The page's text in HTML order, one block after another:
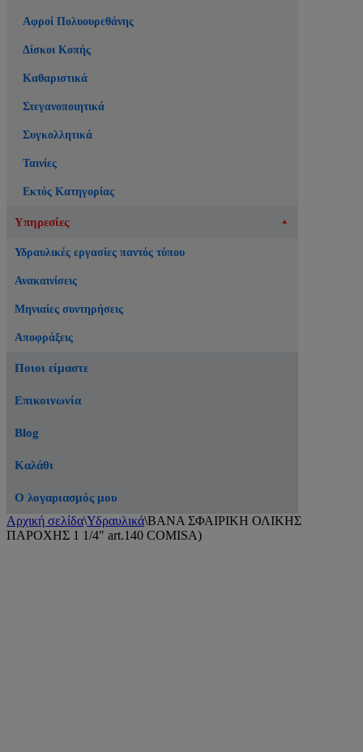
Αφροί Πολυουρεθάνης
Δίσκοι Κοπής
Καθαριστικά
Στεγανοποιητικά
Συγκολλητικά
Ταινίες
Εκτός Κατηγορίας
Υπηρεσίες
Υδραυλικές εργασίες παντός τύπου
Ανακαινίσεις
Μηνιαίες συντηρήσεις
Αποφράξεις
Ποιοι είμαστε
Επικοινωνία
Blog
Καλάθι
Ο λογαριασμός μου
Αρχική σελίδα\Υδραυλικά\ΒΑΝΑ ΣΦΑΙΡΙΚΗ ΟΛΙΚΗΣ
ΠΑΡΟΧΗΣ 1 1/4″ art.140 COMISA)